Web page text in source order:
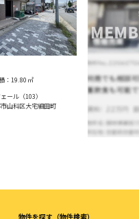
：19.80 ㎡
ール（103）
山科区大宅細田町
物件を探す（物件検索）